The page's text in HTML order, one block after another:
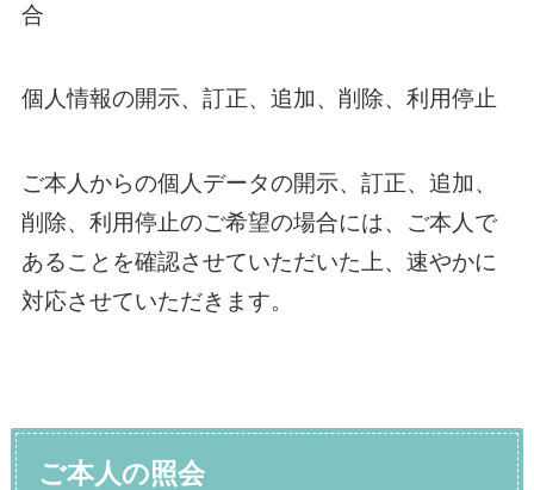
合
個人情報の開示、訂正、追加、削除、利用停止
ご本人からの個人データの開示、訂正、追加、
削除、利用停止のご希望の場合には、ご本人で
あることを確認させていただいた上、速やかに
対応させていただきます。
ご本人の照会